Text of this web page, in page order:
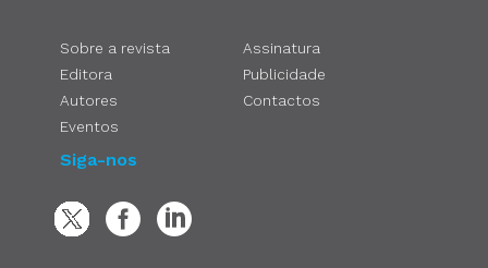
Sobre a revista
Editora
Autores
Eventos
Assinatura
Publicidade
Contactos
Siga-nos